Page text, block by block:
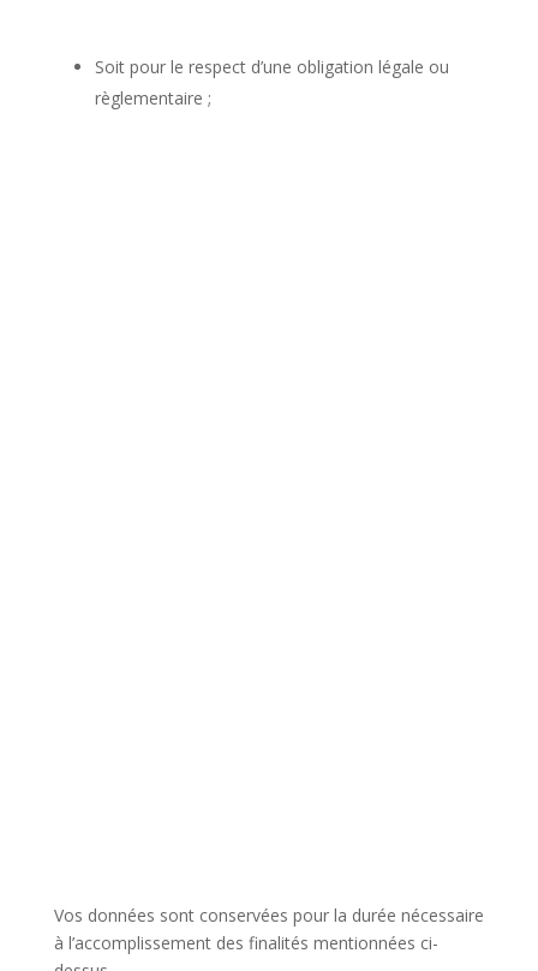
Soit pour le respect d’une obligation légale ou
règlementaire ;
Vos données sont conservées pour la durée nécessaire
à l’accomplissement des finalités mentionnées ci-